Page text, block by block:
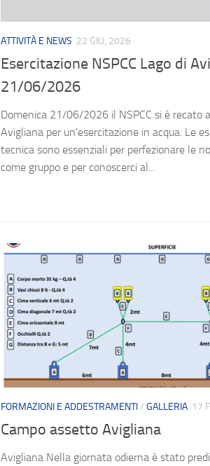
ATTIVITÀ E NEWS 22 GIU, 2026
Esercitazione NSPCC Lago di
21/06/2026
Domenica 21/06/2026 il NSPCC si è recato
Avigliana per un’esercitazione in acqua. Le
tecnica sono essenziali per perfezionare le
come gruppo e per conoscerci al...
FORMAZIONI E ADDESTRAMENTI/ GALLERIA 17
Campo assetto Avigliana
Avigliana Nella giornata odierna è stato